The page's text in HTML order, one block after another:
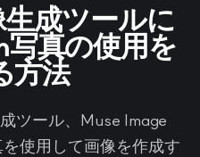
成ツールに
真の使用を
方法
ツール、Muse Image
使用して画像を作成す